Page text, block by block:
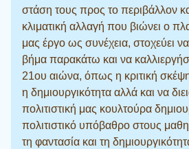
στάση τους προς το περιβάλλον
κλιματική αλλαγή που βιώνει ο
μας έργο ως συνέχεια, στοχεύει
βήμα παρακάτω και να
21ου αιώνα, όπως η κριτική
η δημιουργικότητα αλλά και να
πολιτιστική μας κουλτούρα
πολιτιστικό υπόβαθρο στους
τη φαντασία και τη